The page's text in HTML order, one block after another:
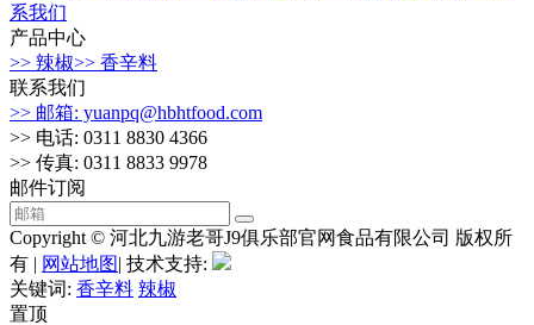
系我们
产品中心
>> 辣椒>> 香辛料
联系我们
>> 邮箱: yuanpq@hbhtfood.com
>> 电话: 0311 8830 4366
>> 传真: 0311 8833 9978
邮件订阅
Copyright © 河北九游老哥J9俱乐部官网食品有限公司 版权所
有 | 网站地图| 技术支持:
关键词: 香辛料 辣椒
置顶